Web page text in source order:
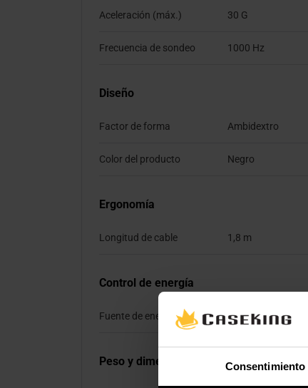
Consentimiento
Aceleración (máx.) 30 G
Frecuencia de sondeo 1000 Hz
Diseño
Factor de forma Ambidextro
Color del producto Negro
Ergonomía
Longitud de cable 1,8 m
Control de energía
Fuente de energía Cable
Peso y dimensiones